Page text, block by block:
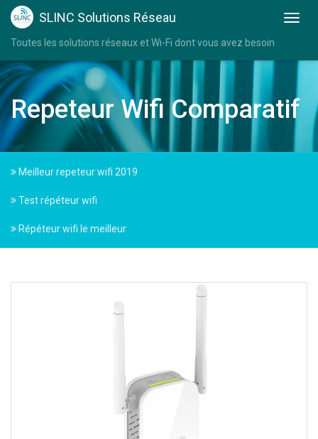
SLINC Solutions Réseau
Toutes les solutions réseaux et Wi-Fi dont vous avez besoin
Repeteur Wifi Comparatif
Meilleur repeteur wifi 2019
Test répéteur wifi
Répéteur wifi le meilleur